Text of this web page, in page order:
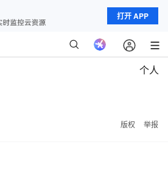
打开 APP
个人
版权 举报